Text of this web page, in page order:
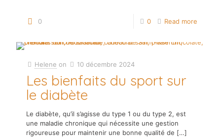
0 0 Read more
Helene on 10 décembre 2024
Les bienfaits du sport sur
le diabète
Le diabète, qu’il s’agisse du type 1 ou du type 2, est
une maladie chronique qui nécessite une gestion
rigoureuse pour maintenir une bonne qualité de […]